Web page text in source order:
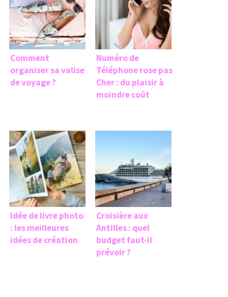
Comment
organiser sa valise
de voyage ?
Numéro de
Téléphone rose pas
Cher : du plaisir à
moindre coût
Idée de livre photo
: les meilleures
idées de création
Croisière aux
Antilles : quel
budget faut-il
prévoir ?